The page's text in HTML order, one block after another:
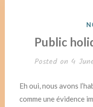
Public
Posted on 4
Eh oui, nous avons
comme une évidence